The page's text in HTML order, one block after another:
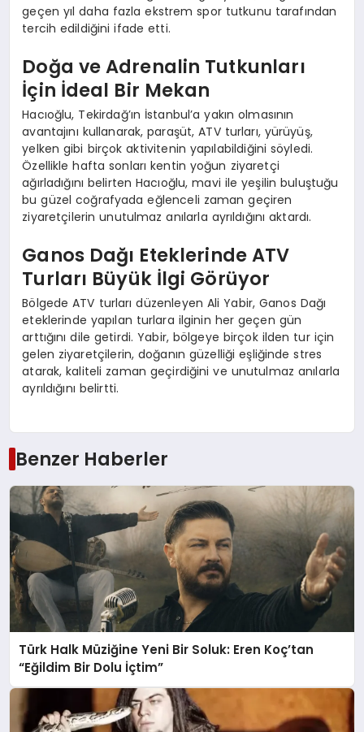
geçen yıl daha fazla ekstrem spor tutkunu tarafından
tercih edildiğini ifade etti.
Doğa ve Adrenalin Tutkunları
İçin İdeal Bir Mekan
Hacıoğlu, Tekirdağ’ın İstanbul’a yakın olmasının
avantajını kullanarak, paraşüt, ATV turları, yürüyüş,
yelken gibi birçok aktivitenin yapılabildiğini söyledi.
Özellikle hafta sonları kentin yoğun ziyaretçi
ağırladığını belirten Hacıoğlu, mavi ile yeşilin buluştuğu
bu güzel coğrafyada eğlenceli zaman geçiren
ziyaretçilerin unutulmaz anılarla ayrıldığını aktardı.
Ganos Dağı Eteklerinde ATV
Turları Büyük İlgi Görüyor
Bölgede ATV turları düzenleyen Ali Yabir, Ganos Dağı
eteklerinde yapılan turlara ilginin her geçen gün
arttığını dile getirdi. Yabir, bölgeye birçok ilden tur için
gelen ziyaretçilerin, doğanın güzelliği eşliğinde stres
atarak, kaliteli zaman geçirdiğini ve unutulmaz anılarla
ayrıldığını belirtti.
Benzer Haberler
Türk Halk Müziğine Yeni Bir Soluk: Eren Koç’tan
“Eğildim Bir Dolu İçtim”